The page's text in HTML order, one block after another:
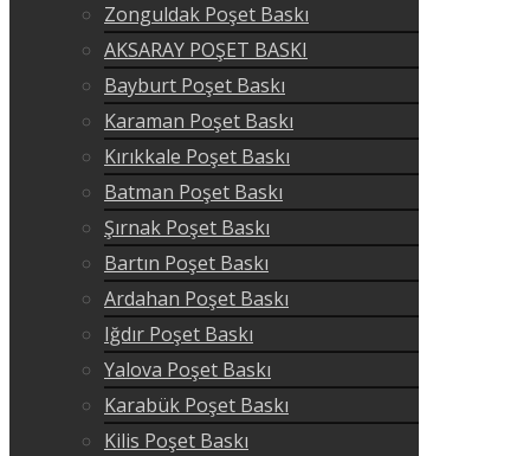
Zonguldak Poşet Baskı
AKSARAY POŞET BASKI
Bayburt Poşet Baskı
Karaman Poşet Baskı
Kırıkkale Poşet Baskı
Batman Poşet Baskı
Şırnak Poşet Baskı
Bartın Poşet Baskı
Ardahan Poşet Baskı
Iğdır Poşet Baskı
Yalova Poşet Baskı
Karabük Poşet Baskı
Kilis Poşet Baskı